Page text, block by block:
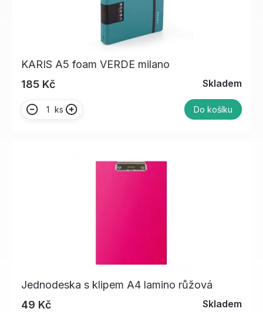
KARIS A5 foam VERDE milano
185 Kč
Skladem
ks Do košíku
Jednodeska s klipem A4 lamino růžová
49 Kč
Skladem